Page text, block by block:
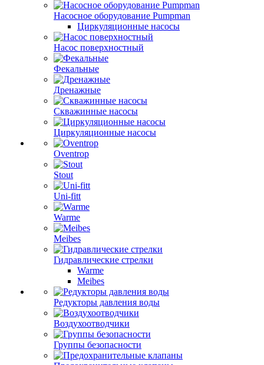
Насосное оборудование Pumpman
Циркуляционные насосы
Насос поверхностный
Фекальные
Дренажные
Скважинные насосы
Циркуляционные насосы
Oventrop
Stout
Uni-fitt
Warme
Meibes
Гидравлические стрелки
Warme
Meibes
Редукторы давления воды
Воздухоотводчики
Группы безопасности